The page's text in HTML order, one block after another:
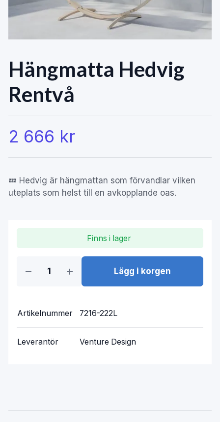
Hängmatta Hedvig
Rentvå
2 666 kr
💤 Hedvig är hängmattan som förvandlar vilken
uteplats som helst till en avkopplande oas.
Finns i lager
Lägg i korgen
Artikelnummer 7216-222L
Leverantör Venture Design